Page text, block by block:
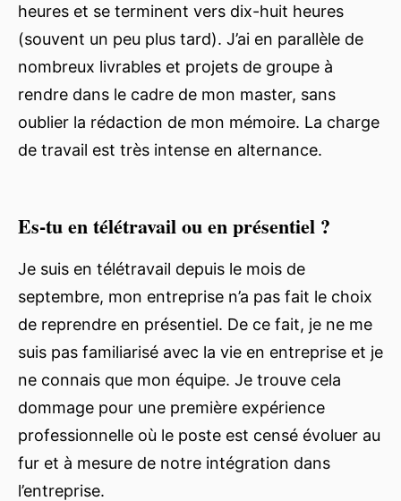
heures et se terminent vers dix-huit heures
(souvent un peu plus tard). J’ai en parallèle de
nombreux livrables et projets de groupe à
rendre dans le cadre de mon master, sans
oublier la rédaction de mon mémoire. La charge
de travail est très intense en alternance.
Es-tu en télétravail ou en présentiel ?
Je suis en télétravail depuis le mois de
septembre, mon entreprise n’a pas fait le choix
de reprendre en présentiel. De ce fait, je ne me
suis pas familiarisé avec la vie en entreprise et je
ne connais que mon équipe. Je trouve cela
dommage pour une première expérience
professionnelle où le poste est censé évoluer au
fur et à mesure de notre intégration dans
l’entreprise.